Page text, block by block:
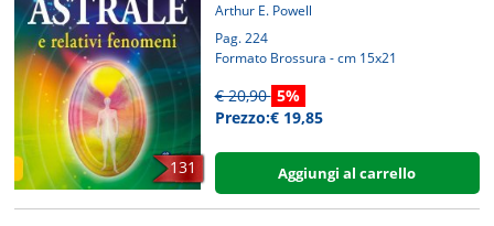
131
Arthur E. Powell
Pag. 224
Formato Brossura - cm 15x21
€ 20,90 5%
Prezzo:€ 19,85
Aggiungi al carrello